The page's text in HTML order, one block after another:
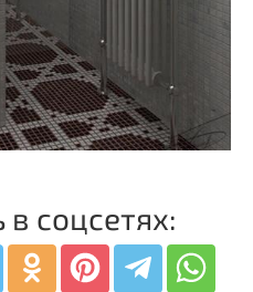
соцсетях: